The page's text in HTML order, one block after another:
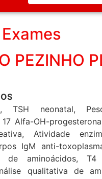
Exames
PEZINHO
TSH neonatal,
Alfa-OH-
Atividade
IgM anti-
de aminoácidos, T4
qualitativa de